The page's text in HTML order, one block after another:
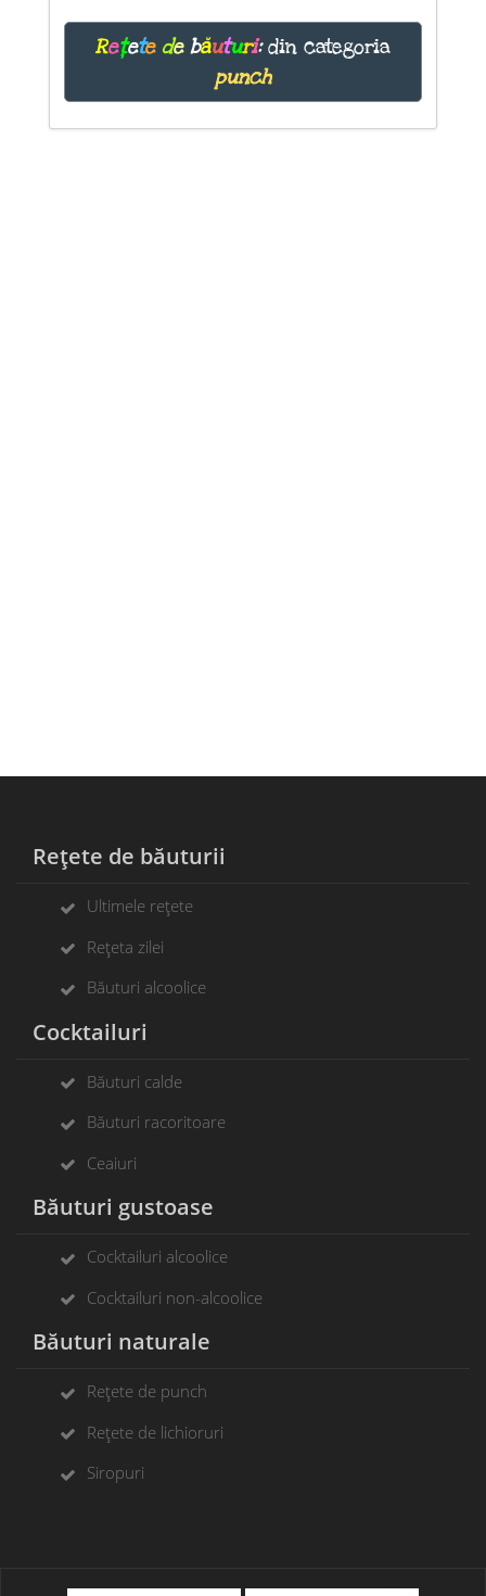
Rețete de băuturi:din categoria
punch
Rețete de băuturii
Ultimele rețete
Rețeta zilei
Băuturi alcoolice
Cocktailuri
Băuturi calde
Băuturi racoritoare
Ceaiuri
Băuturi gustoase
Cocktailuri alcoolice
Cocktailuri non-alcoolice
Băuturi naturale
Rețete de punch
Rețete de lichioruri
Siropuri